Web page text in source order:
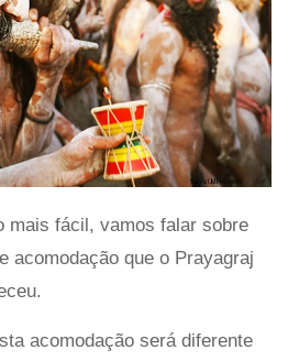
mais fácil, vamos falar sobre
acomodação que o Prayagraj
acomodação será diferente